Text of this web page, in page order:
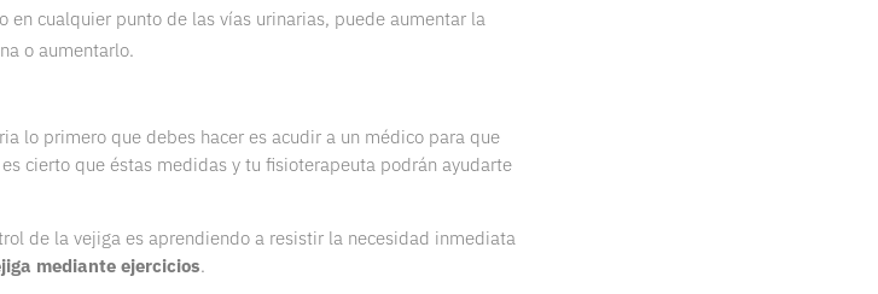
en cualquier punto de las vías urinarias, puede aumentar la
o aumentarlo.
lo primero que debes hacer es acudir a un médico para que
cierto que éstas medidas y tu fisioterapeuta podrán ayudarte
de la vejiga es aprendiendo a resistir la necesidad inmediata
mediante ejercicios.